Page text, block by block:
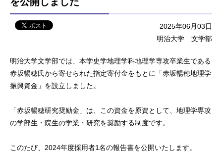
2025年06月03日
明治大学 文学部
明治大学文学部では、本学史学地理学科地理学専攻卒業生である
赤坂暢穂氏から寄せられた指定寄付金をもとに「赤坂暢穂地理学
振興資金」を設立しました。
「赤坂暢穂研究奨励金」は、この資金を原資として、地理学専攻
の学部生・院生の学業・研究を奨励する制度です。
このたび、2024年度採用者1名の報告書を公開いたします。